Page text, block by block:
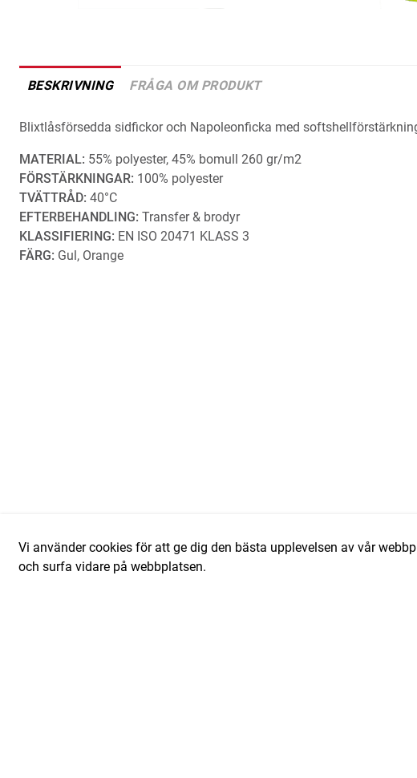
BESKRIVNING FRÅGA OM PRODUKT
Blixtlåsförsedda sidfickor och Napoleonficka med
MATERIAL: 55% polyester, 45% bomull 260 gr/m2
FÖRSTÄRKNINGAR: 100% polyester
TVÄTTRÅD: 40°C
EFTERBEHANDLING: Transfer & brodyr
KLASSIFIERING: EN ISO 20471 KLASS 3
FÄRG: Gul, Orange
Vi använder cookies för att ge dig den bästa upplevelsen av vår
och surfa vidare på webbplatsen.